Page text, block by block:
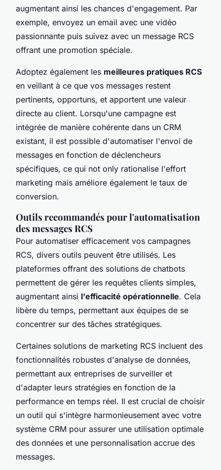
augmentant ainsi les chances d'engagement. Par
exemple, envoyez un email avec une vidéo
passionnante puis suivez avec un message RCS
offrant une promotion spéciale.
Adoptez également les meilleures pratiques RCS
en veillant à ce que vos messages restent
pertinents, opportuns, et apportent une valeur
directe au client. Lorsqu'une campagne est
intégrée de manière cohérente dans un CRM
existant, il est possible d'automatiser l'envoi de
messages en fonction de déclencheurs
spécifiques, ce qui not only rationalise l'effort
marketing mais améliore également le taux de
conversion.
Outils recommandés pour l'automatisation
des messages RCS
Pour automatiser efficacement vos campagnes
RCS, divers outils peuvent être utilisés. Les
plateformes offrant des solutions de chatbots
permettent de gérer les requêtes clients simples,
augmentant ainsi l'efficacité opérationnelle. Cela
libère du temps, permettant aux équipes de se
concentrer sur des tâches stratégiques.
Certaines solutions de marketing RCS incluent des
fonctionnalités robustes d'analyse de données,
permettant aux entreprises de surveiller et
d'adapter leurs stratégies en fonction de la
performance en temps réel. Il est crucial de choisir
un outil qui s'intègre harmonieusement avec votre
système CRM pour assurer une utilisation optimale
des données et une personnalisation accrue des
messages.